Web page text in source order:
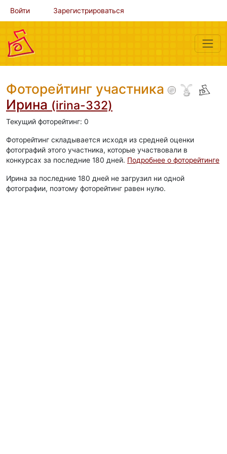
Войти Зарегистрироваться
Фоторейтинг участника
Ирина (irina-332)
Текущий фоторейтинг: 0
Фоторейтинг складывается исходя из средней оценки
фотографий этого участника, которые участвовали в
конкурсах за последние 180 дней. Подробнее о фоторейтинге
Ирина за последние 180 дней не загрузил ни одной
фотографии, поэтому фоторейтинг равен нулю.